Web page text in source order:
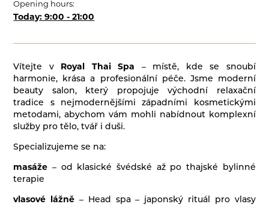
Opening hours:
Today: 9:00 - 21:00
Vítejte v Royal Thai Spa – místě, kde se snoubí
harmonie, krása a profesionální péče. Jsme moderní
beauty salon, který propojuje východní relaxační
tradice s nejmodernějšími západními kosmetickými
metodami, abychom vám mohli nabídnout komplexní
služby pro tělo, tvář i duši.
Specializujeme se na:
masáže – od klasické švédské až po thajské bylinné
terapie
vlasové lážně – Head spa – japonský rituál pro vlasy